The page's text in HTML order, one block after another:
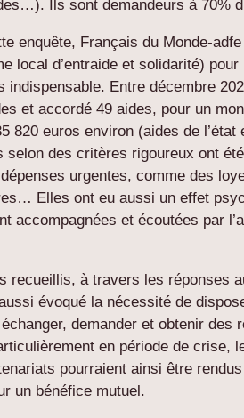
Ils sont demandeurs à 70%
enquête, Français du Monde-
local d’entraide et solidarité)
indispensable. Entre décembre
et accordé 49 aides, pour un
820 euros environ (aides de
selon des critères rigoureux ont
urgentes, comme des
Elles ont eu aussi un effet
accompagnées et écoutées par
recueillis, à travers les réponses
évoqué la nécessité de
demander et obtenir des
en période de crise,
pourraient ainsi être
un bénéfice mutuel.